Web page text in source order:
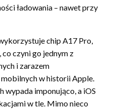
ładowania – nawet przy
chip A17 Pro,
czyni go jednym z
i zarazem
w historii Apple.
imponująco, a iOS
w tle. Mimo nieco